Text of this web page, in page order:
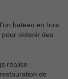
bateau en bois
pour obtenir des
réalise
de